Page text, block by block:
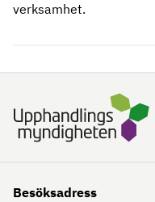
verksamhet.
Besöksadress